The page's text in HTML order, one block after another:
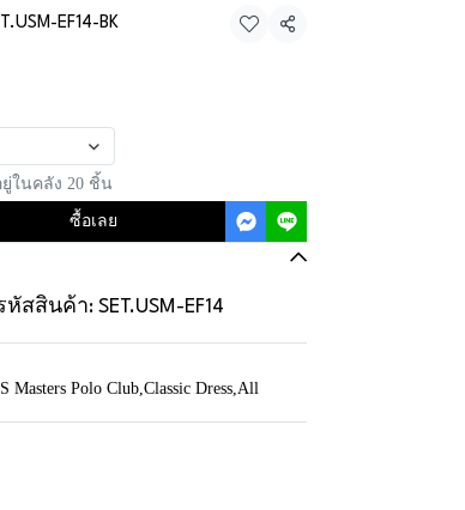
EF14-BK
แชร์
ในคลัง 20 ชิ้น
ซื้อเลย
หัสสินค้า: SET.USM-EF14
Masters Polo Club,Classic Dress,All